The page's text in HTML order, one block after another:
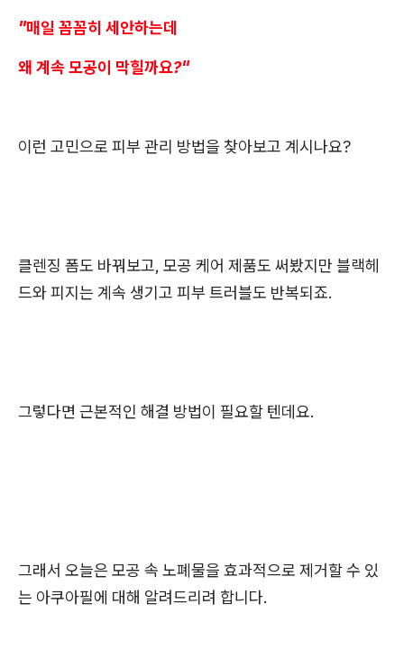
"매일 꼼꼼히 세안하는데
왜 계속 모공이 막힐까요?"
이런 고민으로 피부 관리 방법을 찾아보고 계시나요?
클렌징 폼도 바꿔보고, 모공 케어 제품도 써봤지만 블랙헤
드와 피지는 계속 생기고 피부 트러블도 반복되죠.
그렇다면 근본적인 해결 방법이 필요할 텐데요.
그래서 오늘은 모공 속 노폐물을 효과적으로 제거할 수 있
는 아쿠아필에 대해 알려드리려 합니다.